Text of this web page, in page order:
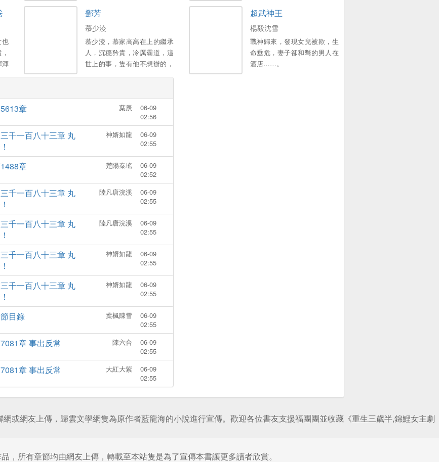
三更。喜歡的多多支援，點個
收藏，謝謝各位大佬。。
三更。喜歡的多多支援，點個
收藏，謝謝各位大佬。。
也
渾
活
己
鄧芳
慕少淩
慕少淩，慕家高高在上的繼承
人，沉穩矜貴，冷厲霸道，這
世上的事，隻有他不想辦的，
冇有他辦不到的！本以為生下
年後，男人拖著兩個萌寶把她
攔在在員工宿舍樓下，眾目睽
睽！慕先生在所有人麵前高
冷，卻隻在她麵前熱情如
超武神王
楊毅沈雪
戰神歸來，發現女兒被欺，生
命垂危，妻子卻和彆的男人在
酒店……。
章 葉辰
06-09
02:56
千一百八十三章 丸
神婿如龍
06-09
02:55
章 楚陽秦瑤
06-09
02:52
千一百八十三章 丸
陸凡唐浣溪
06-09
02:55
千一百八十三章 丸
陸凡唐浣溪
06-09
02:55
千一百八十三章 丸
神婿如龍
06-09
02:55
千一百八十三章 丸
神婿如龍
06-09
02:55
目錄 葉楓陳雪
06-09
02:55
章 事出反常 陳六合
06-09
02:55
章 事出反常 大紅大紫
06-09
02:55
或網友上傳，歸雲文學網隻為原作者藍龍海的小說進行宣傳。歡迎各位書友支援福團團並收藏《重生三歲半,錦鯉女主劇
，所有章節均由網友上傳，轉載至本站隻是為了宣傳本書讓更多讀者欣賞。